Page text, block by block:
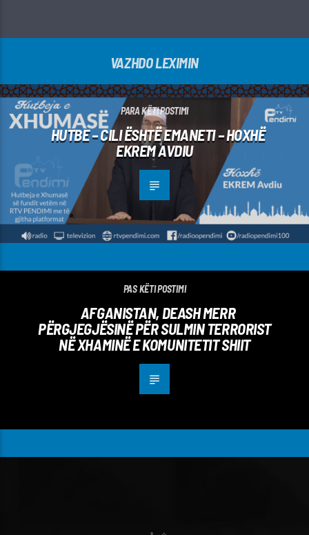
VAZHDO LEXIMIN
PARA KËTI POSTIMI
HUTBE – CILI ËSHTË EMANETI – HOXHË
EKREM AVDIU
PAS KËTI POSTIMI
AFGANISTAN, DEASH MERR
PËRGJEGJËSINË PËR SULMIN TERRORIST
NË XHAMINË E KOMUNITETIT SHIIT